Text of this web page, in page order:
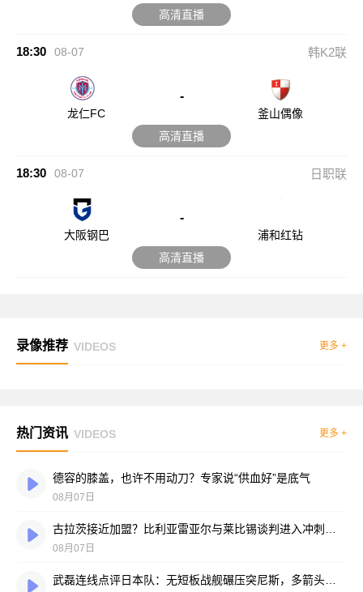
高清直播
18:30 08-07 韩K2联
龙仁FC
-
釜山偶像
高清直播
18:30 08-07 日职联
大阪钢巴
-
浦和红钻
高清直播
录像推荐 VIDEOS 更多 +
热门资讯 VIDEOS 更多 +
德容的膝盖，也许不用动刀？专家说“供血好”是底气
08月07日
08月07日